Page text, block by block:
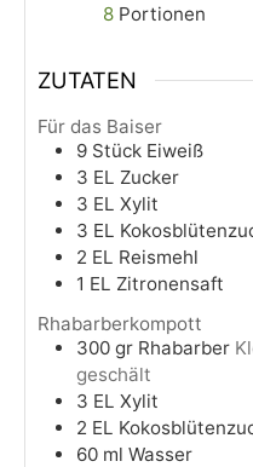
8 Portionen
ZUTATEN
Für das Baiser
9 Stück Eiweiß
3 EL Zucker
3 EL Xylit
3 EL
2 EL Reismehl
1 EL Zitronensaft
Rhabarberkompott
300 gr Rhabarber
geschält
3 EL Xylit
2 EL
60 ml Wasser